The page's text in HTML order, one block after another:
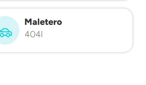
Maletero
404l